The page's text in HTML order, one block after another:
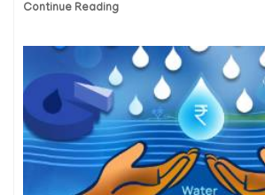
Continue Reading